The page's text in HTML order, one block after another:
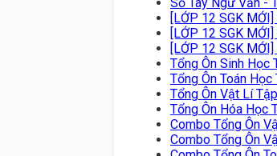
[LỚP 12 SGK
[LỚP 12 SGK
[LỚP 12 SGK
Tổng Ôn Sinh Học
Tổng Ôn Toán Học
Tổng Ôn Vật Lí
Tổng Ôn Hóa Học
Combo Tổng Ôn
Combo Tổng Ôn